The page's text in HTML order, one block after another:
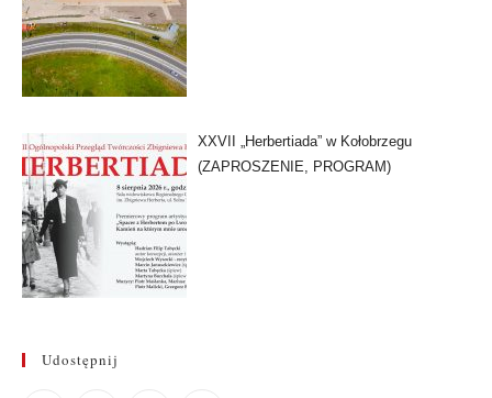
XXVII „Herbertiada” w Kołobrzegu
(ZAPROSZENIE, PROGRAM)
Udostępnij